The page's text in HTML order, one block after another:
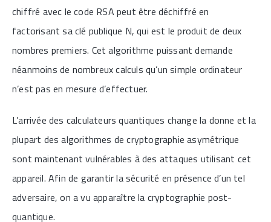
chiffré avec le code RSA peut être déchiffré en
factorisant sa clé publique N, qui est le produit de deux
nombres premiers. Cet algorithme puissant demande
néanmoins de nombreux calculs qu’un simple ordinateur
n’est pas en mesure d’effectuer.
L’arrivée des calculateurs quantiques change la donne et la
plupart des algorithmes de cryptographie asymétrique
sont maintenant vulnérables à des attaques utilisant cet
appareil. Afin de garantir la sécurité en présence d’un tel
adversaire, on a vu apparaître la cryptographie post-
quantique.